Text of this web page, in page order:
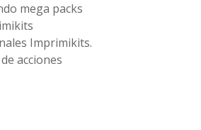
mega packs
Imprimikits.
acciones